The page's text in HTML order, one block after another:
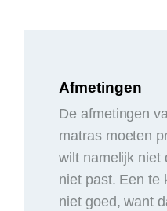
Afmetingen
De afmetingen
matras moeten
wilt namelijk niet
niet past. Een te
niet goed, want